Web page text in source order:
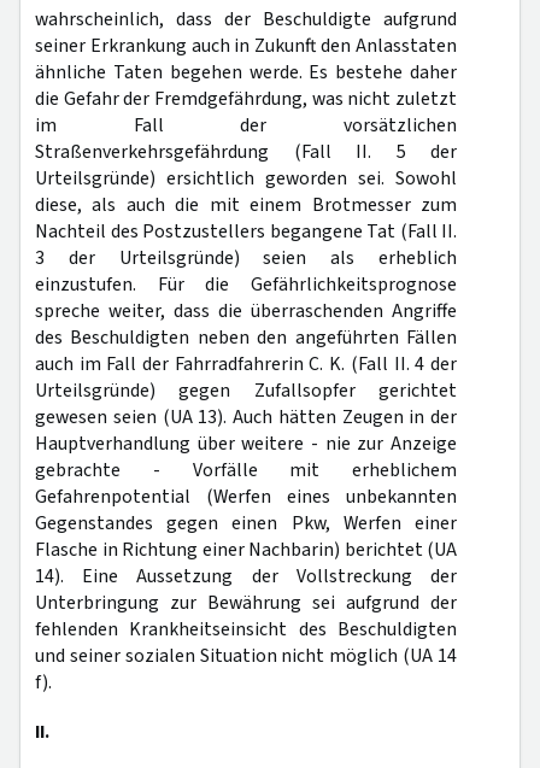
wahrscheinlich, dass der Beschuldigte aufgrund
seiner Erkrankung auch in Zukunft den Anlasstaten
ähnliche Taten begehen werde. Es bestehe daher
die Gefahr der Fremdgefährdung, was nicht zuletzt
im Fall der vorsätzlichen
Straßenverkehrsgefährdung (Fall II. 5 der
Urteilsgründe) ersichtlich geworden sei. Sowohl
diese, als auch die mit einem Brotmesser zum
Nachteil des Postzustellers begangene Tat (Fall II.
3 der Urteilsgründe) seien als erheblich
einzustufen. Für die Gefährlichkeitsprognose
spreche weiter, dass die überraschenden Angriffe
des Beschuldigten neben den angeführten Fällen
auch im Fall der Fahrradfahrerin C. K. (Fall II. 4 der
Urteilsgründe) gegen Zufallsopfer gerichtet
gewesen seien (UA 13). Auch hätten Zeugen in der
Hauptverhandlung über weitere - nie zur Anzeige
gebrachte - Vorfälle mit erheblichem
Gefahrenpotential (Werfen eines unbekannten
Gegenstandes gegen einen Pkw, Werfen einer
Flasche in Richtung einer Nachbarin) berichtet (UA
14). Eine Aussetzung der Vollstreckung der
Unterbringung zur Bewährung sei aufgrund der
fehlenden Krankheitseinsicht des Beschuldigten
und seiner sozialen Situation nicht möglich (UA 14
f).
II.